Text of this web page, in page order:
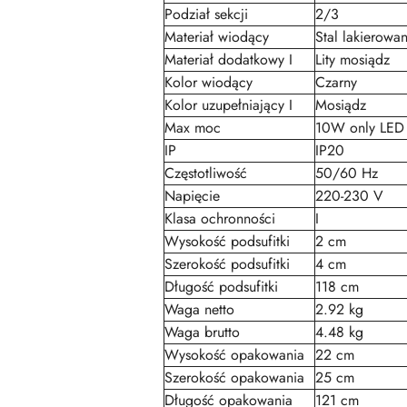
Podział sekcji
2/3
Materiał wiodący
Stal
Materiał dodatkowy I
Lity mosiądz
Kolor wiodący
Czarny
Kolor uzupełniający I
Mosiądz
Max moc
10W only LED
IP
IP20
Częstotliwość
50/60 Hz
Napięcie
220-230 V
Klasa ochronności
I
Wysokość podsufitki
2 cm
Szerokość podsufitki
4 cm
Długość podsufitki
118 cm
Waga netto
2.92 kg
Waga brutto
4.48 kg
Wysokość opakowania 22 cm
Szerokość opakowania 25 cm
Długość opakowania
121 cm